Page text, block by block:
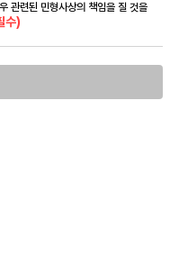
관련된 민형사상의 책임을 질 것을
수)